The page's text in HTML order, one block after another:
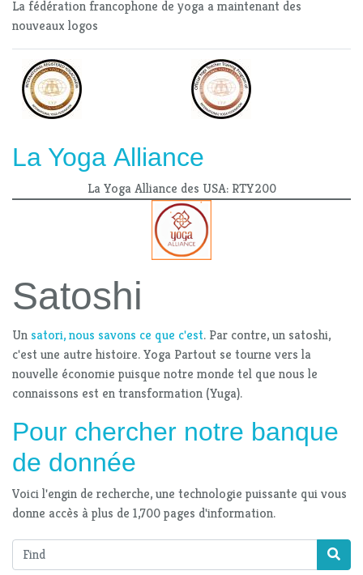
La fédération francophone de yoga a maintenant des
nouveaux logos
La Yoga Alliance
La Yoga Alliance des USA: RTY200
Satoshi
Unsatori, nous savons ce que c'est. Par contre, un satoshi,
c'est une autre histoire. Yoga Partout se tourne vers la
nouvelle économie puisque notre monde tel que nous le
connaissons est en transformation (Yuga).
Pour chercher notre banque
de donnée
Voici l'engin de recherche, une technologie puissante qui vous
donne accès à plus de 1,700 pages d'information.
Find